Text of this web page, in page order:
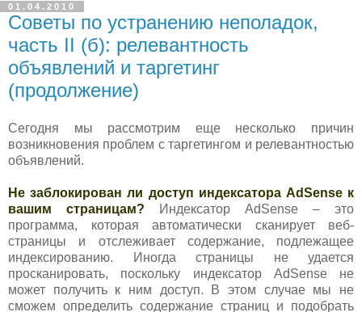
01.04.2010
Советы по устранению неполадок,
часть II (б): релевантность
объявлений и таргетинг
(продолжение)
Сегодня мы рассмотрим еще несколько причин
возникновения проблем с таргетингом и релевантностью
объявлений.
Не заблокирован ли доступ индексатора AdSense к
вашим страницам?
Индексатор AdSense – это
программа, которая автоматически сканирует веб-
страницы и отслеживает содержание, подлежащее
индексированию. Иногда страницы не удается
просканировать, поскольку индексатор AdSense не
может получить к ним доступ. В этом случае мы не
сможем определить содержание страниц и подобрать